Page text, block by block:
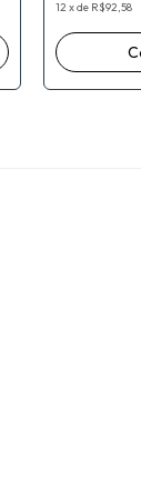
Mantega /
12 xde R$92,58